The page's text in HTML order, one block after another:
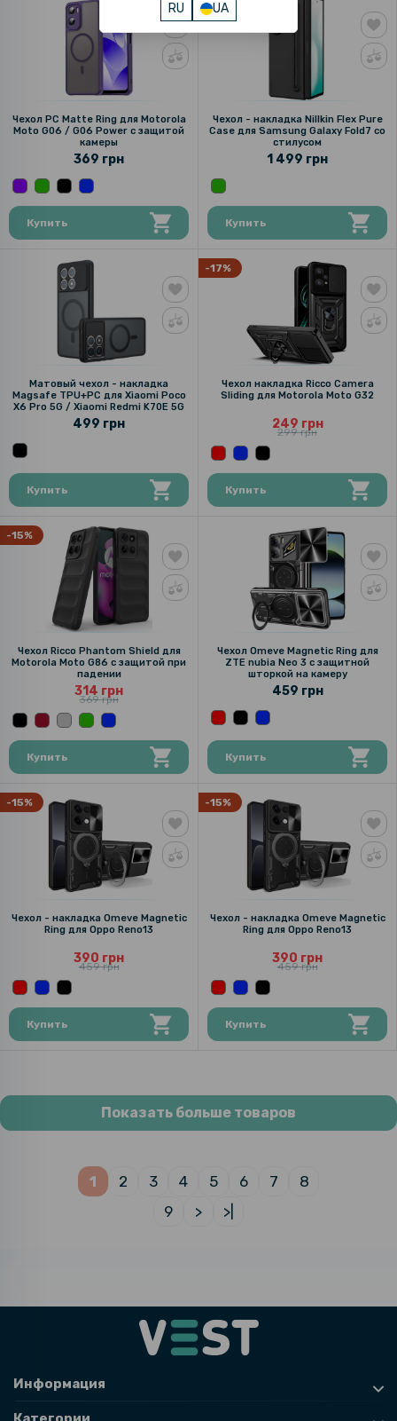
RU UA
Чехол PC Matte Ring для Motorola
Moto G06 / G06 Power с защитой
камеры
369 грн
Купить
Чехол - накладка Nillkin Flex Pure
Case для Samsung Galaxy Fold7 cо
стилусом
1 499 грн
Купить
Матовый чехол - накладка
Magsafe TPU+PC для Xiaomi Poco
X6 Pro 5G / Xiaomi Redmi K70E 5G
499 грн
Купить
-17%
Чехол накладка Ricco Camera
Sliding для Motorola Moto G32
249 грн
299 грн
Купить
-15%
Чехол Ricco Phantom Shield для
Motorola Moto G86 с защитой при
падении
314 грн
369 грн
Купить
Чехол Omeve Magnetic Ring для
ZTE nubia Neo 3 с защитной
шторкой на камеру
459 грн
Купить
-15%
Чехол - накладка Omeve Magnetic
Ring для Oppo Reno13
390 грн
459 грн
Купить
-15%
Чехол - накладка Omeve Magnetic
Ring для Oppo Reno13
390 грн
459 грн
Купить
Показать больше товаров
1 2 3 4 5 6 7
8
9
> >|
Информация